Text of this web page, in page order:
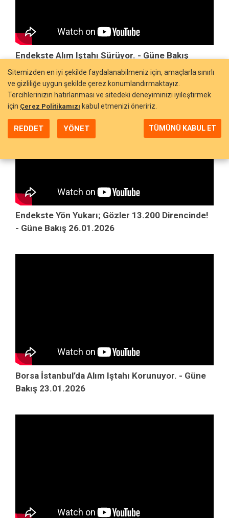
Endekste Alım Iştahı Sürüyor. - Güne Bakış
27.01.2026
Endekste Yön Yukarı; Gözler 13.200 Direncinde!
- Güne Bakış 26.01.2026
Borsa İstanbul’da Alım Iştahı Korunuyor. - Güne
Bakış 23.01.2026
Sitemizden en iyi şekilde faydalanabilmeniz için, amaçlarla sınırlı
ve gizliliğe uygun şekilde çerez konumlandırmaktayız.
Tercihlerinizin hatırlanması ve sitedeki deneyiminizi iyileştirmek
için Çerez Politikamızı kabul etmenizi öneririz.
REDDET YÖNET TÜMÜNÜ KABUL ET